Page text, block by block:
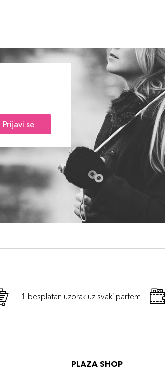
Prijavi se
1 besplatan uzorak uz svaki parfem
PLAZA SHOP